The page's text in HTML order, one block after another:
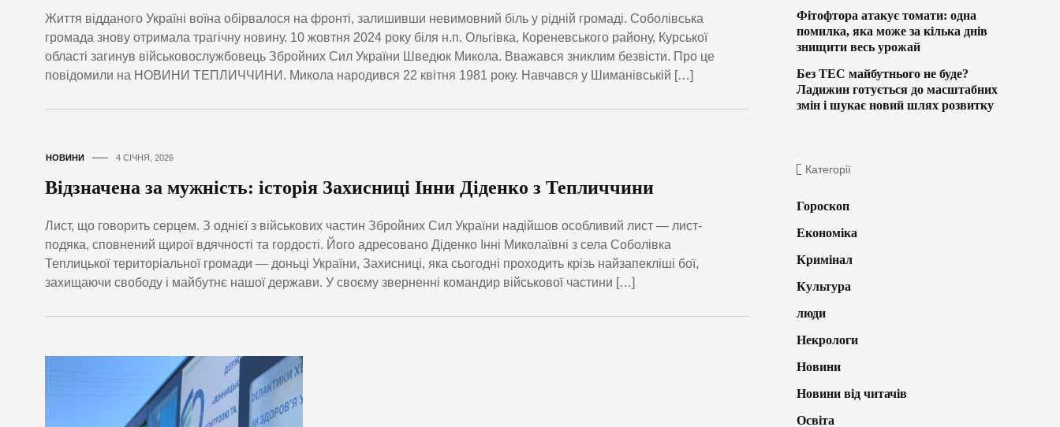
Життя відданого Україні воїна обірвалося на фронті, залишивши невимовний біль у рідній громаді. Соболівська
громада знову отримала трагічну новину. 10 жовтня 2024 року біля н.п. Ольгівка, Кореневського району, Курської
області загинув військовослужбовець Збройних Сил України Шведюк Микола. Вважався зниклим безвісти. Про це
повідомили на НОВИНИ ТЕПЛИЧЧИНИ. Микола народився 22 квітня 1981 року. Навчався у Шиманівській […]
НОВИНИ 4 СІЧНЯ, 2026
Відзначена за мужність: історія Захисниці Інни Діденко з Тепличчини
Лист, що говорить серцем. З однієї з військових частин Збройних Сил України надійшов особливий лист — лист-
подяка, сповнений щирої вдячності та гордості. Його адресовано Діденко Інні Миколаївні з села Соболівка
Теплицької територіальної громади — доньці України, Захисниці, яка сьогодні проходить крізь найзапекліші бої,
захищаючи свободу і майбутнє нашої держави. У своєму зверненні командир військової частини […]
Фітофтора атакує томати: одна
помилка, яка може за кілька днів
знищити весь урожай
Без ТЕС майбутнього не буде?
Ладижин готується до масштабних
змін і шукає новий шлях розвитку
Категорії
Гороскоп
Економіка
Кримінал
Культура
люди
Некрологи
Новини
Новини від читачів
Освіта